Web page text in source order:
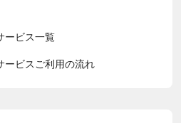
ービス一覧
ービスご利用の流れ